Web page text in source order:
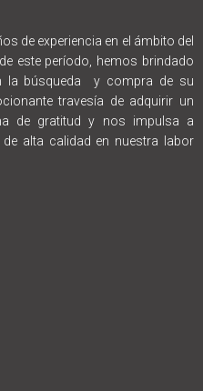
de experiencia en el ámbito del
este período, hemos brindado
la búsqueda y compra de su
travesía de adquirir un
de gratitud y nos impulsa a
alta calidad en nuestra labor